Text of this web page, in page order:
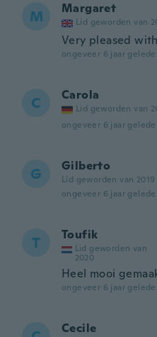
M Margaret
Lid geworden van
Very pleased
ongeveer 6 jaar
C Carola
Lid geworden van
ongeveer 6 jaar
G Gilberto
Lid geworden van 2019
ongeveer 6 jaar
T Toufik
Lid geworden van
2020
Heel mooi
ongeveer 6 jaar
Cecile